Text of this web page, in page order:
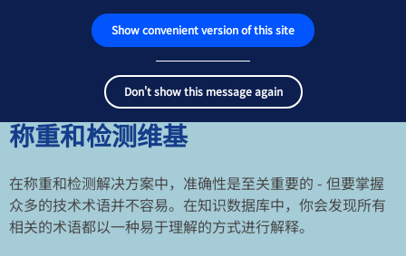
Show convenient version of this site
Don't show this message again
产品搜索器 工作和职业
Search
term
称重电气件
工业秤
检测解决方案
称重和检测维基
在称重和检测解决方案中，准确性是至关重要的 - 但要掌握
众多的技术术语并不容易。在知识数据库中，你会发现所有
相关的术语都以一种易于理解的方式进行解释。